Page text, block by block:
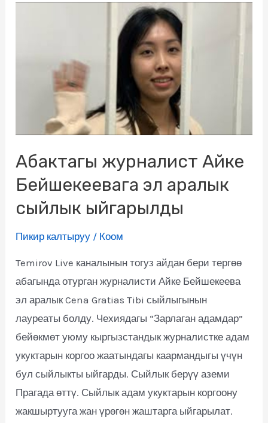
Абактагы журналист Айке
Бейшекеевага эл аралык
сыйлык ыйгарылды
Пикир калтыруу / Коом
Temirov Live каналынын тогуз айдан бери тергөө
абагында отурган журналисти Айке Бейшекеева
эл аралык Cena Gratias Tibi сыйлыгынын
лауреаты болду. Чехиядагы “Зарлаган адамдар”
бейөкмөт уюму кыргызстандык журналистке адам
укуктарын коргоо жаатындагы каармандыгы үчүн
бул сыйлыкты ыйгарды. Сыйлык берүү аземи
Прагада өттү. Сыйлык адам укуктарын коргоону
жакшыртууга жан үрөгөн жаштарга ыйгарылат.